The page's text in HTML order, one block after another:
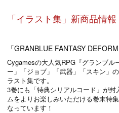
「イラスト集 」新商品情報
「GRANBLUE FANTASY
Cygamesの大人気RPG『グランブル
ー」「ジョブ」「武器」「スキン」
ラスト集です。
3巻にも「特典シリアルコード」が
ムをよりお楽しみいただける巻末特
なっています！